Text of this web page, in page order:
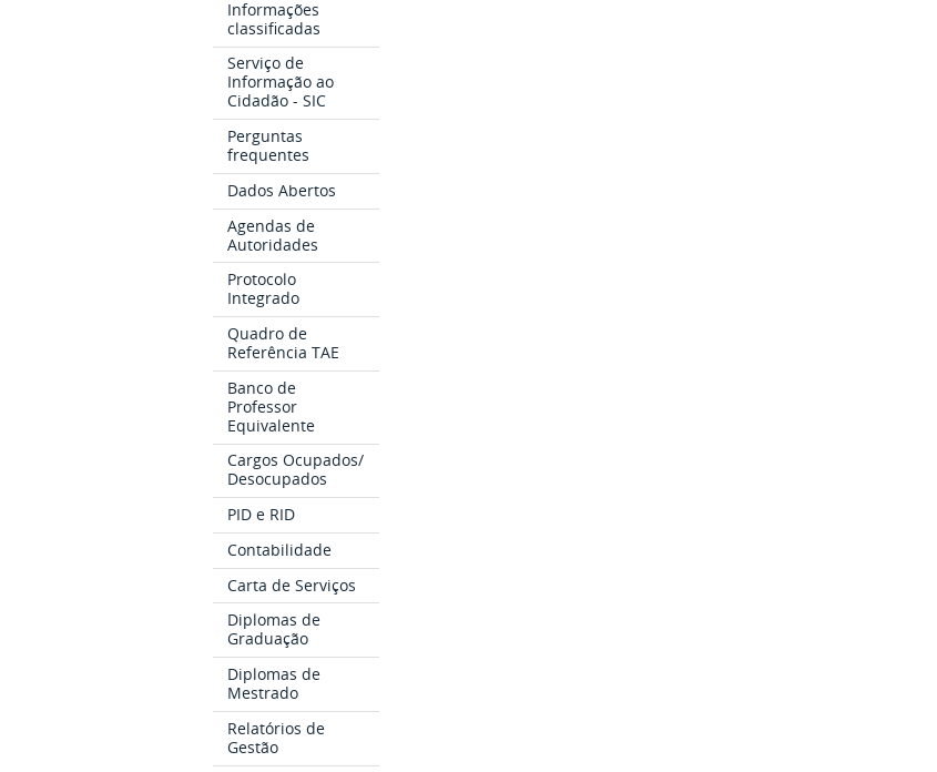
Informações
classificadas
Serviço de
Informação ao
Cidadão - SIC
Perguntas
frequentes
Dados Abertos
Agendas de
Autoridades
Protocolo
Integrado
Quadro de
Referência TAE
Banco de
Professor
Equivalente
Cargos Ocupados/
Desocupados
PID e RID
Contabilidade
Carta de Serviços
Diplomas de
Graduação
Diplomas de
Mestrado
Relatórios de
Gestão